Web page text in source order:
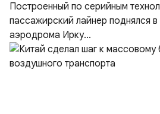
Построенный по серийным
пассажирский лайнер поднялся в
аэродрома Ирку...